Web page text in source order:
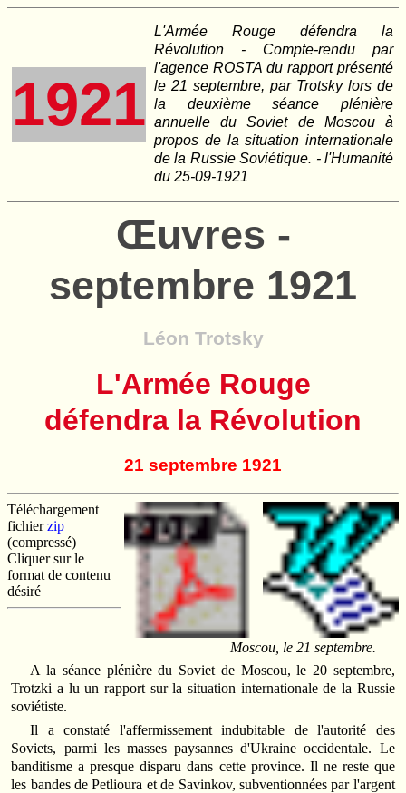
1921
L'Armée Rouge défendra la
Révolution - Compte-rendu par
l'agence ROSTA du rapport présenté
le 21 septembre, par Trotsky lors de
la deuxième séance plénière
annuelle du Soviet de Moscou à
propos de la situation internationale
de la Russie Soviétique. - l'Humanité
du 25-09-1921
Œuvres -
septembre 1921
Léon Trotsky
L'Armée Rouge
défendra la Révolution
21 septembre 1921
Téléchargement
fichierzip
(compressé)
Cliquer sur le
format de contenu
désiré
Moscou, le 21 septembre.
A la séance plénière du Soviet de Moscou, le 20 septembre,
Trotzki a lu un rapport sur la situation internationale de la Russie
soviétiste.
Il a constaté l'affermissement indubitable de l'autorité des
Soviets, parmi les masses paysannes d'Ukraine occidentale. Le
banditisme a presque disparu dans cette province. Il ne reste que
les bandes de Petlioura et de Savinkov, subventionnées par l'argent